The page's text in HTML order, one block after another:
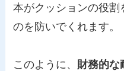
本がクッションの役割
のを防いでくれます。
このように、 財務的な